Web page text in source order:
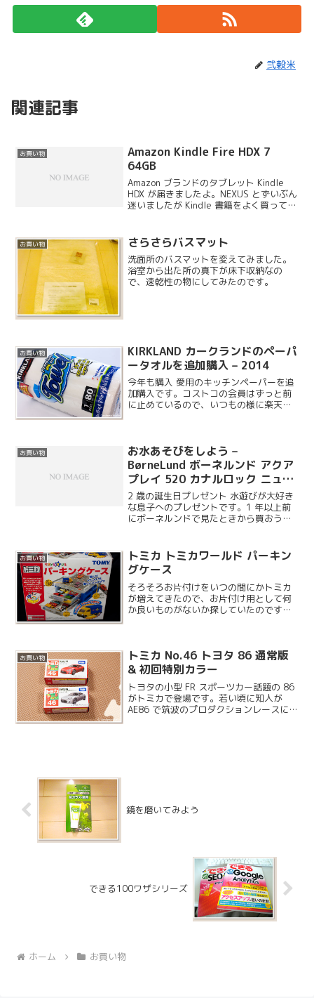
弐穀米
関連記事
お買い物
Amazon Kindle Fire HDX 7
64GB
Amazon ブランドのタブレット Kindle
HDX が届きましたよ。NEXUS とずいぶん
迷いましたが Kindle 書籍をよく買ってい
というタイミング...
お買い物 さらさらバスマット
洗面所のバスマットを変えてみました。
浴室から出た所の真下が床下収納なの
で、速乾性の物にしてみたのです。
お買い物
KIRKLAND カークランドのペーパ
ータオルを追加購入 – 2014
今年も購入 愛用のキッチンペーパーを追
加購入です。コストコの会員はずっと前
に止めているので、いつもの様に楽天で
っている気がします。
お買い物
お水あそびをしよう –
BørneLund ボーネルンド アクア
プレイ 520 カナルロック ニュー
ドックセット
2 歳の誕生日プレゼント 水遊びが大好き
な息子へのプレゼントです。1 年以上前
にボーネルンドで見たときから買おうと
くつかセットがあるのですが、今回はサ
イズでいうと下から...
お買い物
トミカ トミカワールド パーキン
グケース
そろそろお片付けをいつの間にかトミカ
が増えてきたので、お片付け用として何
か良いものがないか探していたのです
て、約 30 台のトミカ...
お買い物
トミカ No.46 トヨタ 86 通常版
& 初回特別カラー
トヨタの小型 FR スポーツカー話題の 86
がトミカで登場です。若い頃に知人が
AE86 で筑波のプロダクションレースに参
鏡を磨いてみよう
できる100ワザシリーズ
ホーム お買い物